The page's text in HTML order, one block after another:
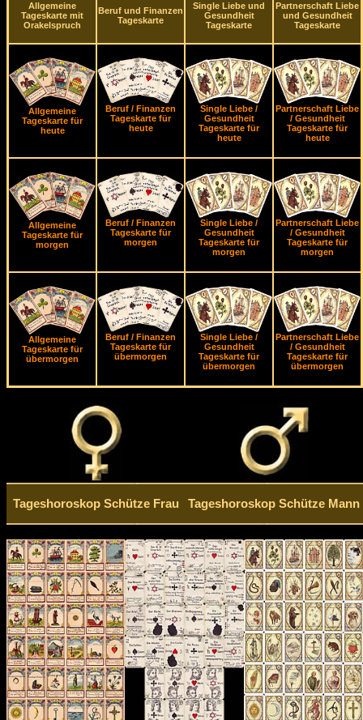
Allgemeine
Tageskarte mit
Orakelspruch
Beruf und Finanzen
Tageskarte
Single Liebe und
Gesundheit
Tageskarte
Partnerschaft Liebe
und Gesundheit
Tageskarte
Allgemeine
Tageskarte für
heute
Beruf / Finanzen
Tageskarte für
heute
Single Liebe /
Gesundheit
Tageskarte für
heute
Partnerschaft Liebe
/ Gesundheit
Tageskarte für
heute
Allgemeine
Tageskarte für
morgen
Beruf / Finanzen
Tageskarte für
morgen
Single Liebe /
Gesundheit
Tageskarte für
morgen
Partnerschaft Liebe
/ Gesundheit
Tageskarte für
morgen
Allgemeine
Tageskarte für
übermorgen
Beruf / Finanzen
Tageskarte für
übermorgen
Single Liebe /
Gesundheit
Tageskarte für
übermorgen
Partnerschaft Liebe
/ Gesundheit
Tageskarte für
übermorgen
Tageshoroskop Schütze Frau Tageshoroskop Schütze Mann